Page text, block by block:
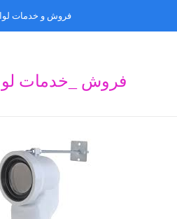
فروش _خدمات
فروش و خدمات